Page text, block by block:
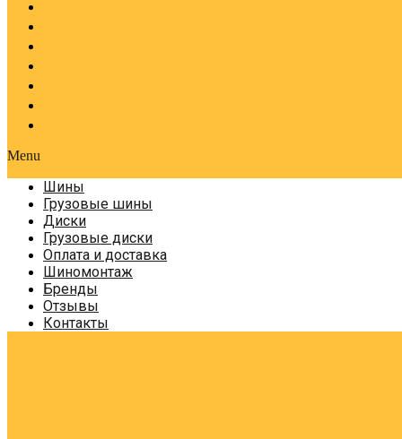
Menu
Шины
Грузовые шины
Диски
Грузовые диски
Оплата и доставка
Шиномонтаж
Бренды
Отзывы
Контакты